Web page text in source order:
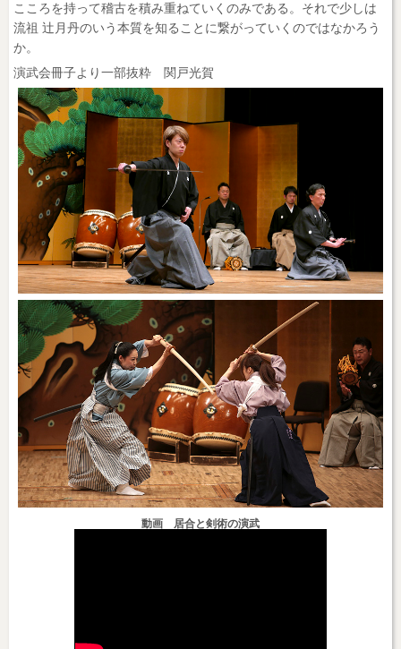
こころを持って稽古を積み重ねていくのみである。それで少しは
流祖 辻月丹のいう本質を知ることに繋がっていくのではなかろう
か。
演武会冊子より一部抜粋 関戸光賀
動画 居合と剣術の演武